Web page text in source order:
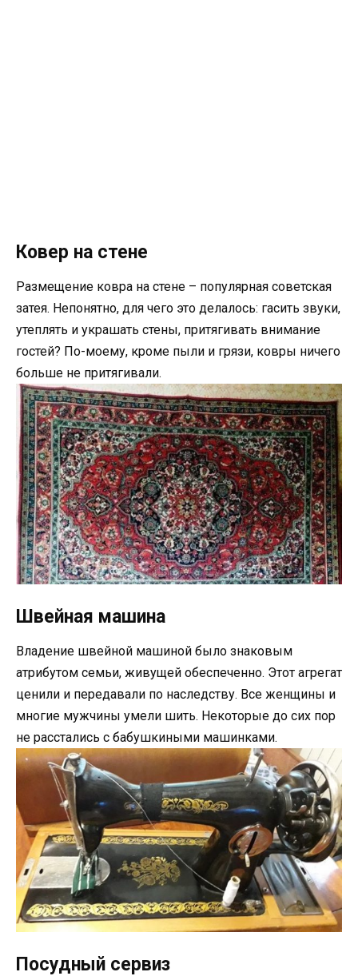
Ковер на стене
Размещение ковра на стене – популярная советская
затея. Непонятно, для чего это делалось: гасить звуки,
утеплять и украшать стены, притягивать внимание
гостей? По-моему, кроме пыли и грязи, ковры ничего
больше не притягивали.
Швейная машина
Владение швейной машиной было знаковым
атрибутом семьи, живущей обеспеченно. Этот агрегат
ценили и передавали по наследству. Все женщины и
многие мужчины умели шить. Некоторые до сих пор
не расстались с бабушкиными машинками.
Посудный сервиз